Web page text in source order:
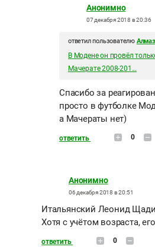
Анонимно
07 декабря 2018 в 20:36
ответил пользователю
В Модене он провёл
Мачерате 2008-201...
Спасибо за
просто в футболке
а Мачераты нет)
ответить 0
Анонимно
06 декабря 2018 в 20:51
Итальянский Леонид
Хотя с учётом возраста,
ответить 0